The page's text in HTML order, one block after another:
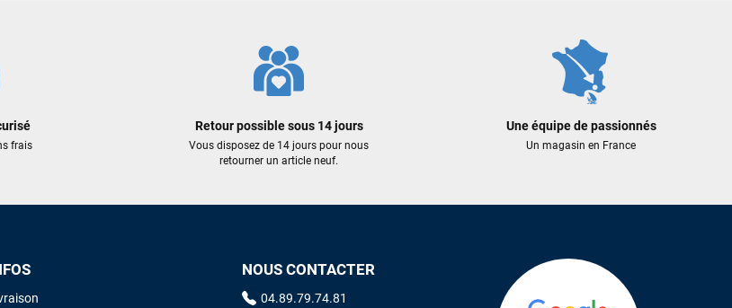
frais
Retour possible sous 14 jours
Vous disposez de 14 jours pour nous
retourner un article neuf.
Une équipe de passionnés
Un magasin en France
NOUS CONTACTER
04.89.79.74.81
vivement ce magasin pour son professionnalisme et sa
mois que je galérais à remplacer ma board eux m'ont
à laquelle je n'aurais jamais pensé ! Excellent conseil
voile d'occasion depuis Tahiti. Super service. L'envoi a
voile est arrivée en super état. Mauruuru roa.